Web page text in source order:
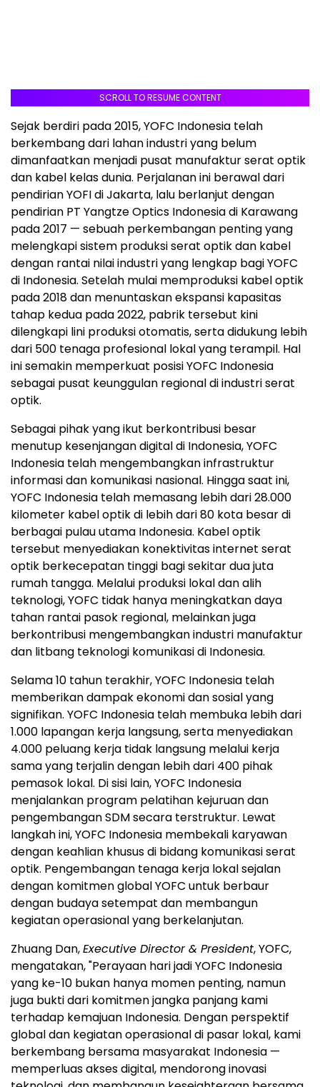
SCROLL TO RESUME CONTENT
Sejak berdiri pada 2015, YOFC Indonesia telah
berkembang dari lahan industri yang belum
dimanfaatkan menjadi pusat manufaktur serat optik
dan kabel kelas dunia. Perjalanan ini berawal dari
pendirian YOFI diJakarta, lalu berlanjut dengan
pendirian PT Yangtze Optics Indonesia di Karawang
pada 2017 — sebuah perkembangan penting yang
melengkapi sistem produksi serat optik dan kabel
dengan rantai nilai industri yang lengkap bagi YOFC
di Indonesia. Setelah mulai memproduksi kabel optik
pada 2018 dan menuntaskan ekspansi kapasitas
tahap kedua pada 2022, pabrik tersebut kini
dilengkapi lini produksi otomatis, serta didukung lebih
dari 500 tenaga profesional lokal yang terampil. Hal
ini semakin memperkuat posisi YOFC Indonesia
sebagai pusat keunggulan regional di industri serat
optik.
Sebagai pihak yang ikut berkontribusi besar
menutup kesenjangan digital di Indonesia, YOFC
Indonesia telah mengembangkan infrastruktur
informasi dan komunikasi nasional. Hingga saat ini,
YOFC Indonesia telah memasang lebih dari 28.000
kilometer kabel optik di lebih dari 80 kota besar di
berbagai pulau utama Indonesia. Kabel optik
tersebut menyediakan konektivitas internet serat
optik berkecepatan tinggi bagi sekitar dua juta
rumah tangga. Melalui produksi lokal dan alih
teknologi, YOFC tidak hanya meningkatkan daya
tahan rantai pasok regional, melainkan juga
berkontribusi mengembangkan industri manufaktur
dan litbang teknologi komunikasi di Indonesia.
Selama 10 tahun terakhir, YOFC Indonesia telah
memberikan dampak ekonomi dan sosial yang
signifikan. YOFC Indonesia telah membuka lebih dari
1.000 lapangan kerja langsung, serta menyediakan
4.000 peluang kerja tidak langsung melalui kerja
sama yang terjalin dengan lebih dari 400 pihak
pemasok lokal. Di sisi lain, YOFC Indonesia
menjalankan program pelatihan kejuruan dan
pengembangan SDM secara terstruktur. Lewat
langkah ini, YOFC Indonesia membekali karyawan
dengan keahlian khusus di bidang komunikasi serat
optik. Pengembangan tenaga kerja lokal sejalan
dengan komitmen global YOFC untuk berbaur
dengan budaya setempat dan membangun
kegiatan operasional yang berkelanjutan.
Zhuang Dan,Executive Director & President, YOFC,
mengatakan, "Perayaan hari jadi YOFC Indonesia
yang ke-10 bukan hanya momen penting, namun
juga bukti dari komitmen jangka panjang kami
terhadap kemajuan Indonesia. Dengan perspektif
global dan kegiatan operasional di pasar lokal, kami
berkembang bersama masyarakat Indonesia —
memperluas akses digital, mendorong inovasi